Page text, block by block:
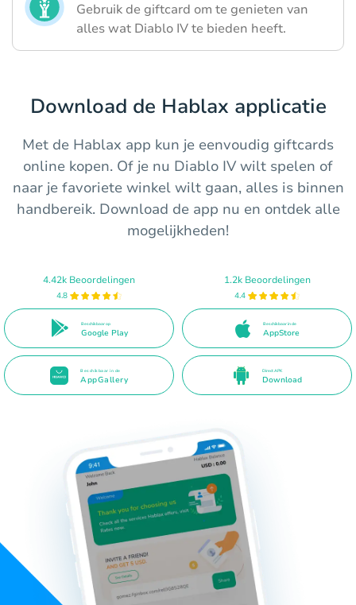
Gebruik de giftcard om te genieten van
alles wat Diablo IV te bieden heeft.
Download de Hablax applicatie
Met de Hablax app kun je eenvoudig giftcards
online kopen. Of je nu Diablo IV wilt spelen of
naar je favoriete winkel wilt gaan, alles is binnen
handbereik. Download de app nu en ontdek alle
mogelijkheden!
4.42k Beoordelingen
4.8
Beschikbaar op
Google Play
1.2k Beoordelingen
4.4
Beschikbaar in de
AppStore
Beschikbaar in de
AppGallery
Direct APK
Download